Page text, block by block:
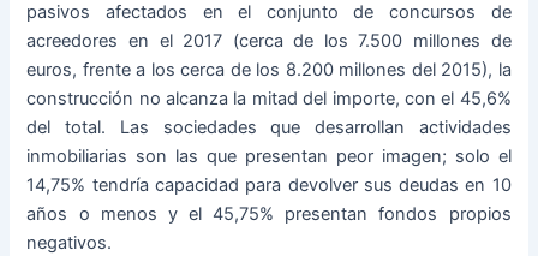
pasivos afectados en el conjunto de concursos de
acreedores en el 2017 (cerca de los 7.500 millones de
euros, frente a los cerca de los 8.200 millones del 2015), la
construcción no alcanza la mitad del importe, con el 45,6%
del total. Las sociedades que desarrollan actividades
inmobiliarias son las que presentan peor imagen; solo el
14,75% tendría capacidad para devolver sus deudas en 10
años o menos y el 45,75% presentan fondos propios
negativos.